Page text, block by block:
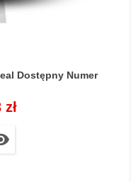
Dostępny Numer
zł